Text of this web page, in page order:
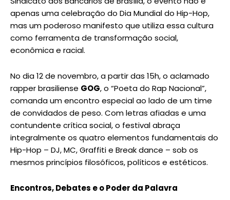
apenas uma celebração do Dia Mundial do Hip-Hop,
mas um poderoso manifesto que utiliza essa cultura
como ferramenta de transformação social,
econômica e racial.
No dia 12 de novembro, a partir das 15h, o aclamado
rapper brasiliense GOG, o “Poeta do Rap Nacional”,
comanda um encontro especial ao lado de um time
de convidados de peso. Com letras afiadas e uma
contundente crítica social, o festival abraça
integralmente os quatro elementos fundamentais do
Hip-Hop – DJ, MC, Graffiti e Break dance – sob os
mesmos princípios filosóficos, políticos e estéticos.
Encontros, Debates e o Poder da Palavra